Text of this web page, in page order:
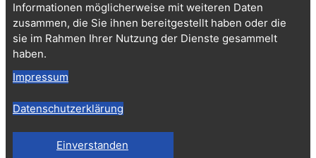
Informationen möglicherweise mit weiteren Daten
zusammen, die Sie ihnen bereitgestellt haben oder die
sie im Rahmen Ihrer Nutzung der Dienste gesammelt
haben.
Impressum
Datenschutzerklärung
Einverstanden